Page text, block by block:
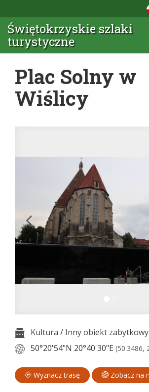
Świętokrzyskie szlaki
turystyczne
Plac Solny w
Wiślicy
Kultura / Inny obiekt zabytkowy
50°20'54"N 20°40'30"E (50.3486,
Wyznacz trasę Zobacz na